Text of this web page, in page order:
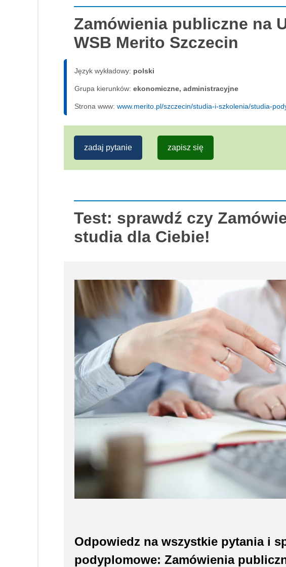
Zamówienia publiczne na
WSB Merito Szczecin
Język wykładowy: polski
Grupa kierunków: ekonomiczne, administracyjne
Strona www: www.merito.pl/szczecin/studia-i-szkolenia/studia-
zadaj pytanie zapisz się
Test: sprawdź czy
studia dla Ciebie!
Odpowiedz na wszystkie pytania i
podyplomowe: Zamówienia